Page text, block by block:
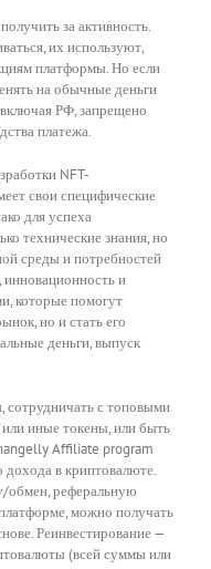
за активность.
их используют,
платформы. Но если
на обычные деньги
РФ, запрещено
платежа.
NFT-
свои специфические
для успеха
технические знания, но
среды и потребностей
и
которые помогут
но и стать его
деньги, выпуск
сотрудничать с топовыми
иные токены, или быть
Affiliate program
дохода в криптовалюте.
обмен, реферальную
можно получать
Реинвестирование —
(всей суммы или